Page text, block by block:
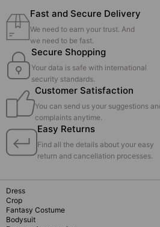
Fast and Secure Delivery
We need to earn your trust. And
we need to be fast.
Secure Shopping
Your data is safe with international
security standards.
Customer Satisfaction
You can send us your suggestions
complaints anytime.
Easy Returns
Find all the details about your easy
return and cancellation processes.
Dress
Crop
Fantasy Costume
Bodysuit